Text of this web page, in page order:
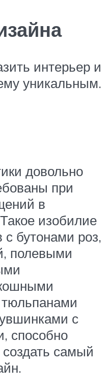
интерьер и
уникальным.
довольно
при
в
изобилие
бутонами роз,
полевыми
с
способно
создать самый